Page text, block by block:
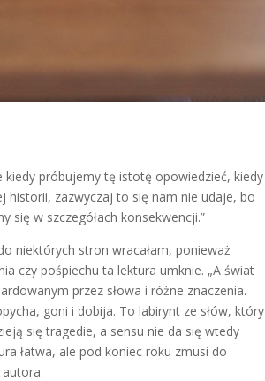
próbujemy tę istotę opowiedzieć, kiedy
historii, zazwyczaj to się nam nie udaje, bo
się w szczegółach konsekwencji.”
niektórych stron wracałam, ponieważ
czy pośpiechu ta lektura umknie. „A świat
przez słowa i różne znaczenia.
goni i dobija. To labirynt ze słów, który
się tragedie, a sensu nie da się wtedy
łatwa, ale pod koniec roku zmusi do